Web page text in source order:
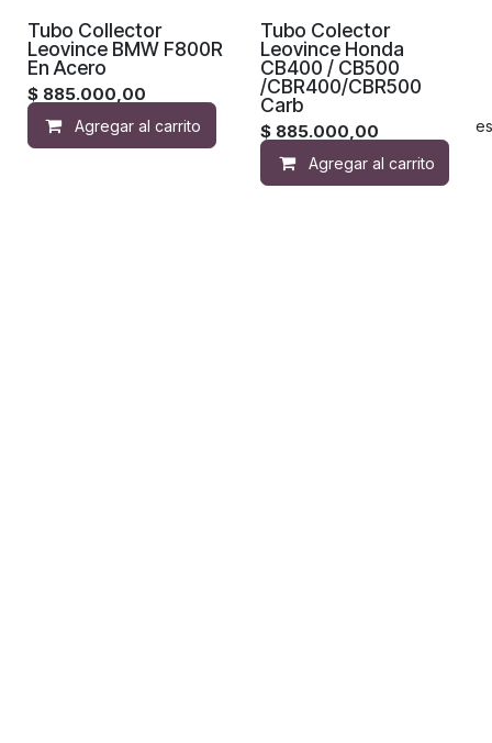
Tubo Collector
Leovince BMW F800R
En Acero
$ 885.000,00
Agregar al carrito Agregar a la lista de
Tubo Colector
Leovince Honda
CB400 / CB500
/CBR400/CBR500
Carb
$ 885.000,00
Agregar al carrito